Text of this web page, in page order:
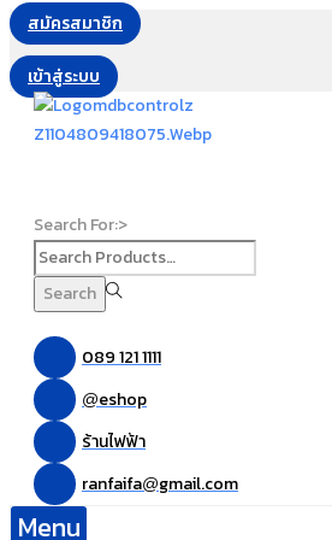
สมัครสมาชิก
เข้าสู่ระบบ
Search For:>
Search
089 121 1111
@eshop
ร้านไฟฟ้า
ranfaifa@gmail.com
Menu